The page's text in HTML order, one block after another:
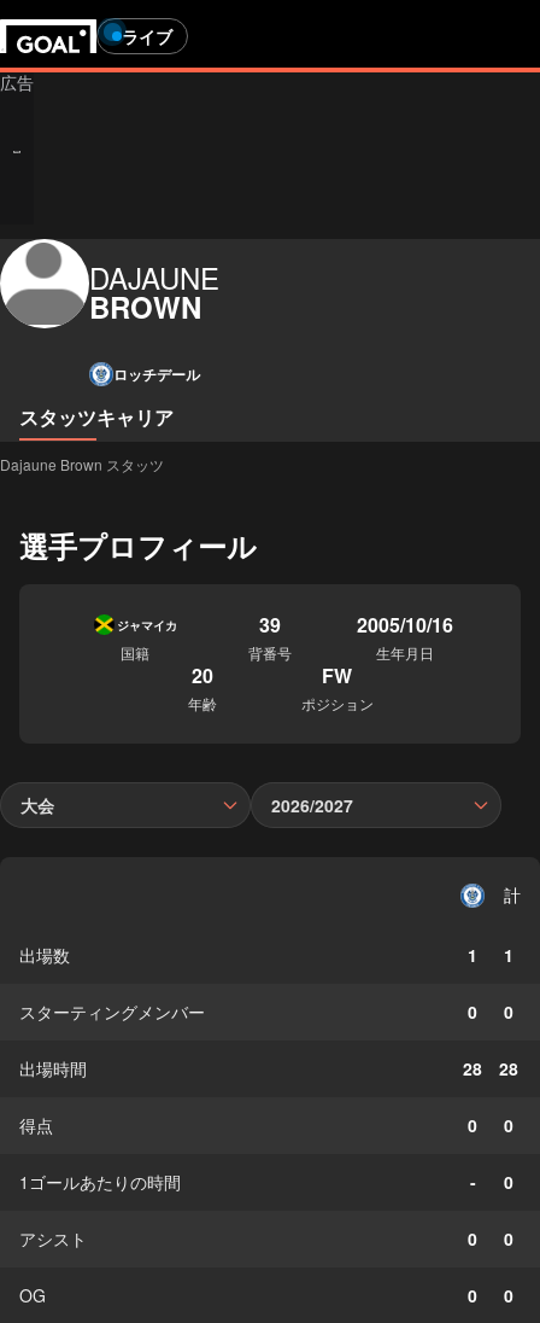
ライブ
DAJAUNE
BROWN
ロッチデール
スタッツキャリア
Dajaune Brown スタッツ
選手プロフィール
ジャマイカ
国籍
39
背番号
2005/10/16
生年月日
20
年齢
FW
ポジション
大会 2026/2027
計
出場数 1 1
スターティングメンバー 0 0
出場時間 28 28
得点 0 0
1ゴールあたりの時間 - 0
アシスト 0 0
OG 0 0